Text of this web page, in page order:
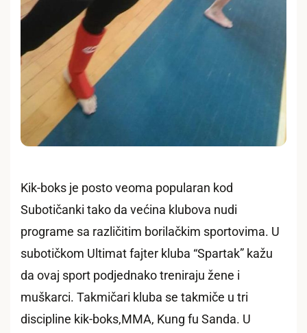
Kik-boks je posto veoma popularan kod
Subotičanki tako da većina klubova nudi
programe sa različitim borilačkim sportovima. U
subotičkom Ultimat fajter kluba “Spartak” kažu
da ovaj sport podjednako treniraju žene i
muškarci. Takmičari kluba se takmiče u tri
discipline kik-boks,MMA, Kung fu Sanda. U